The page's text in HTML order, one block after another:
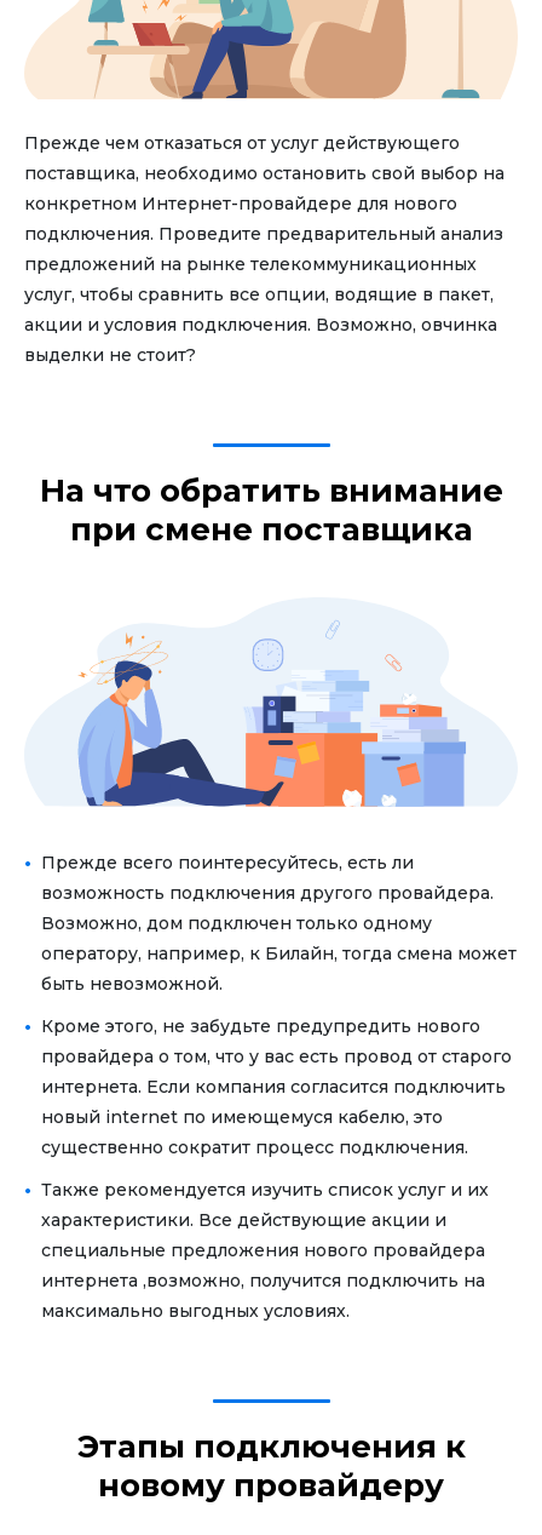
Прежде чем отказаться от услуг действующего
поставщика, необходимо остановить свой выбор на
конкретном Интернет-провайдере для нового
подключения. Проведите предварительный анализ
предложений на рынке телекоммуникационных
услуг, чтобы сравнить все опции, водящие в пакет,
акции и условия подключения. Возможно, овчинка
выделки не стоит?
На что обратить внимание
при смене поставщика
Прежде всего поинтересуйтесь, есть ли
возможность подключения другого провайдера.
Возможно, дом подключен только одному
оператору, например, к Билайн, тогда смена может
быть невозможной.
Кроме этого, не забудьте предупредить нового
провайдера о том, что у вас есть провод от старого
интернета. Если компания согласится подключить
новый internet по имеющемуся кабелю, это
существенно сократит процесс подключения.
Также рекомендуется изучить список услуг и их
характеристики. Все действующие акции и
специальные предложения нового провайдера
интернета ,возможно, получится подключить на
максимально выгодных условиях.
Этапы подключения к
новому провайдеру